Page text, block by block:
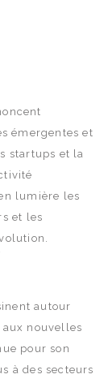
émergentes et
startups et la
lumière les
et les
autour
nouvelles
pour son
à des secteurs